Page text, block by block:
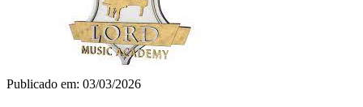
Publicado em: 03/03/2026